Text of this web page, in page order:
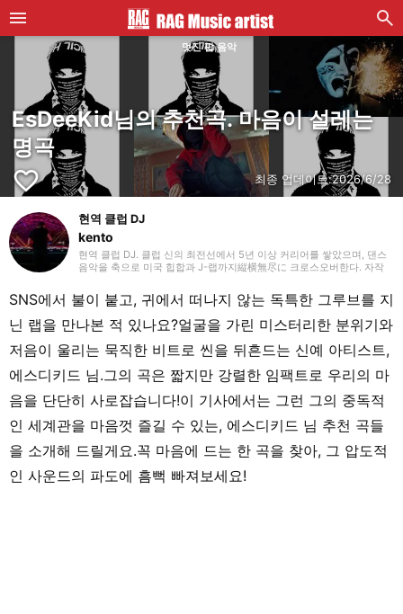
멋진 팝 음악
EsDeeKid님의 추천곡. 마음이 설레는
명곡
favorite_border 최종 업데이트:2026/6/28
현역 클럽 DJ
kento
현역 클럽 DJ. 클럽 신의 최전선에서 5년 이상 커리어를 쌓았으며, 댄스
음악을 축으로 미국 힙합과 J-랩까지縦横無尽に 크로스오버한다. 자작
플로어를 매료시키고 있다.
SNS에서 불이 붙고, 귀에서 떠나지 않는 독특한 그루브를 지
닌 랩을 만나본 적 있나요?얼굴을 가린 미스터리한 분위기와
저음이 울리는 묵직한 비트로 씬을 뒤흔드는 신예 아티스트,
에스디키드 님.그의 곡은 짧지만 강렬한 임팩트로 우리의 마
음을 단단히 사로잡습니다!이 기사에서는 그런 그의 중독적
인 세계관을 마음껏 즐길 수 있는, 에스디키드 님 추천 곡들
을 소개해 드릴게요.꼭 마음에 드는 한 곡을 찾아, 그 압도적
인 사운드의 파도에 흠뻑 빠져보세요!